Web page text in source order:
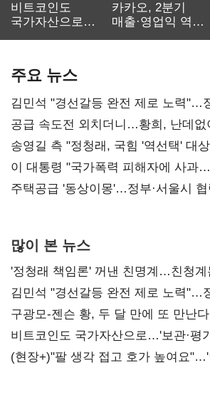
비트코인도
국가자산으로…'
카카오, 2분기
매출·영업익 역대
주요 뉴스
김민석 "경선갈등 완전 제로 노력"…
사과부터"
공급 속도전 외치더니…황희, 난데없
리모델링' 제안
송영길 측 "정청래, 국힘 '역선택' 대
총선 지휘 못해"
이 대통령 "국가폭력 피해자에 사과
진실 밝혀야"
주택공급 '동상이몽'…정부·서울시
많이 본 뉴스
'정청래 책임론' 꺼낸 친명계…친청계
때리기
김민석 "경선갈등 완전 제로 노력"…
사과부터"
구광모-젠슨 황, 두 달 만에 또 만난
비트코인도 국가자산으로…'보관·평
숙제
(현장+)"팔 생각 접고 호가 높여요